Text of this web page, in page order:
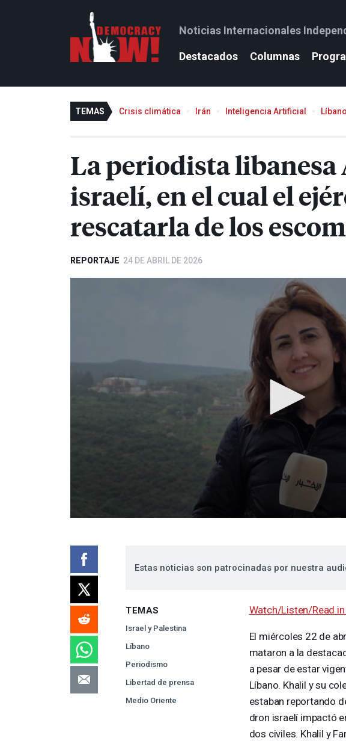
Noticias Internacionales
Destacados Columnas
TEMAS Crisis climática Irán Inteligencia Artificial Líbano
La periodista
israelí, en el cual el
rescatarla de los
REPORTAJE 24 DE ABRIL DE 2026
Estas noticias son patrocinadas por nuestra
TEMAS
Israel y Palestina
Líbano
Periodismo
Libertad de prensa
Medio Oriente
Watch/Listen/Read in
El miércoles 22 de
mataron a la
a pesar de estar
Líbano. Khalil y su
estaban reportando
dron israelí impactó
dos civiles. Khalil y